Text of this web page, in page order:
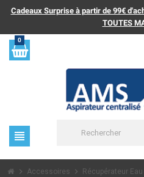
Cadeaux Surprise à partir de 99€
TOUTES
0
view_headline
chevron_right Accessoires chevron_right Récupérateur